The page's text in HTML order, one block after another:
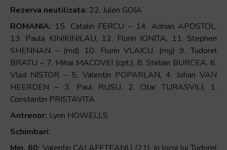
Rezerva neutilizata: 22. Julen GOIA
ROMANIA: 15. Catalin FERCU – 14. Adrian APOSTOL,
13. Paula KINIKINILAU, 12. Florin IONITA, 11. Stephen
SHENNAN – (md) 10. Florin VLAICU, (mg) 9. Tudorel
BRATU – 7. Mihai MACOVEI (cpt.), 8. Stelian BURCEA, 6.
Vlad NISTOR – 5. Valentin POPARLAN, 4. Johan VAN
HEERDEN – 3. Paul RUSU, 2. Otar TURASVILI, 1.
Constantin PRISTAVITA
Antrenor: Lynn HOWELLS
Schimbari: